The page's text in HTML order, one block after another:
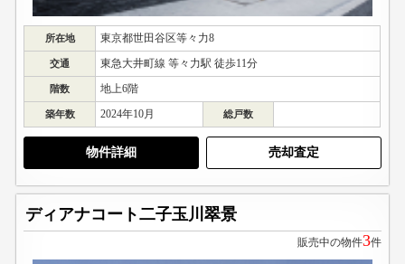
所在地 東京都世田谷区等々力8
交通 東急大井町線 等々力駅 徒歩11分
階数 地上6階
築年数 2024年10月 総戸数
物件詳細 売却査定
ディアナコート二子玉川翠景
販売中の物件3件